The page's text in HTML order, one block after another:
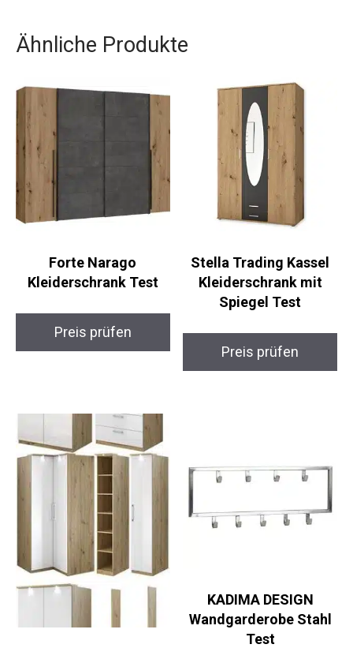
Ähnliche Produkte
Forte Narago
Kleiderschrank Test
Preis prüfen
Stella Trading Kassel
Kleiderschrank mit
Spiegel Test
Preis prüfen
KADIMA DESIGN
Wandgarderobe Stahl
Test